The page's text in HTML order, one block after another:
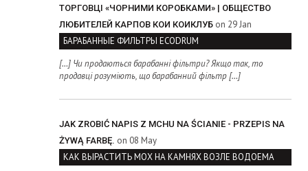
ТОРГОВЦІ «ЧОРНИМИ КОРОБКАМИ» | ОБЩЕСТВО
ЛЮБИТЕЛЕЙ КАРПОВ КОИ КОИКЛУБ on 29 Jan
БАРАБАННЫЕ ФИЛЬТРЫ ECODRUM
[…] Чи продаються барабанні фільтри? Якщо так, то
продавці розуміють, що барабанний фільтр […]
JAK ZROBIĆ NAPIS Z MCHU NA ŚCIANIE - PRZEPIS NA
ŻYWĄ FARBĘ. on 08 May
КАК ВЫРАСТИТЬ МОХ НА КАМНЯХ ВОЗЛЕ ВОДОЕМА